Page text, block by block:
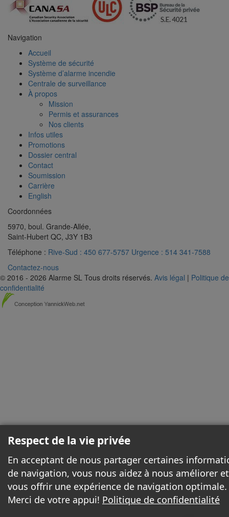
Navigation
Accueil
Système de sécurité
Système d’alarme incendie
Centrale de surveillance
À propos
Mission
Permis et assurances
Nos clients
Infos utiles
Promotions
Dossier central
Contact
Soumission
Carrière
English
Coordonnées
5970, boul. Grande-Allée,
Saint-Hubert QC, J3Y 1B3
Téléphone : Rive-Sud : 450 677-5757 Urgence : 514 341-7588
Contactez-nous
© 2016 - 2026 Alarme SL Tous droits réservés. Avis légal | Politique de
confidentialité
Respect de la vie privée
En acceptant de nous partager certaines
de navigation, vous nous aidez à nous améliorer
vous offrir une expérience de navigation optimale.
Merci de votre appui! Politique de confidentialité